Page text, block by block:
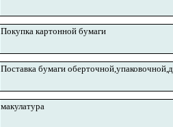
Покупка картонной бумаги
Поставка бумаги
макулатура